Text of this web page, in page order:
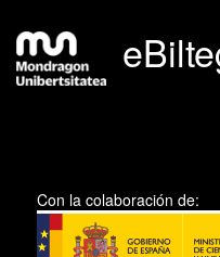
Con la colaboración de: